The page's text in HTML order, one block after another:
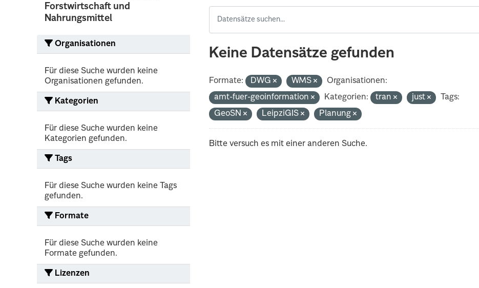
Forstwirtschaft und
Nahrungsmittel
Organisationen
Für diese Suche wurden keine
Organisationen gefunden.
Kategorien
Für diese Suche wurden keine
Kategorien gefunden.
Tags
Für diese Suche wurden keine Tags
gefunden.
Formate
Für diese Suche wurden keine
Formate gefunden.
Lizenzen
Keine Datensätze gefunden
Formate: DWG WMS
Organisationen:
amt-fuer-geoinformation
Kategorien: tran just
Tags:
GeoSN
LeipziGIS Planung
Bitte versuch es mit einer anderen Suche.